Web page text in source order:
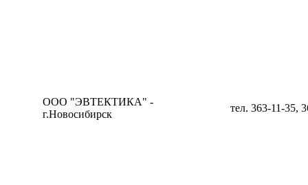
ООО "ЭВТЕКТИКА" -
г.Новосибирск
тел. 363-11-35,